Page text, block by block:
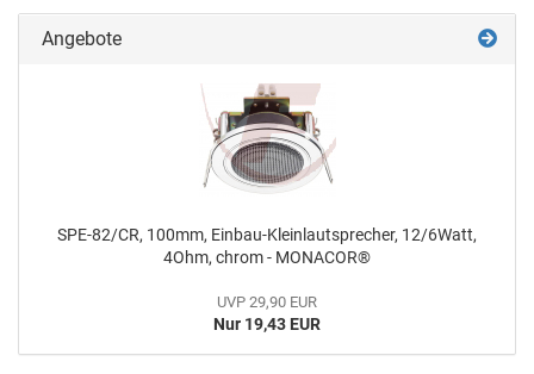
Angebote
SPE-82/CR, 100mm, Einbau-Kleinlautsprecher, 12/6Watt,
4Ohm, chrom - MONACOR®
UVP 29,90 EUR
Nur 19,43 EUR